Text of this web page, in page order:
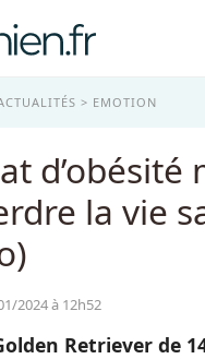
EMOTION
la vie
2024 à 12h52
Retriever de